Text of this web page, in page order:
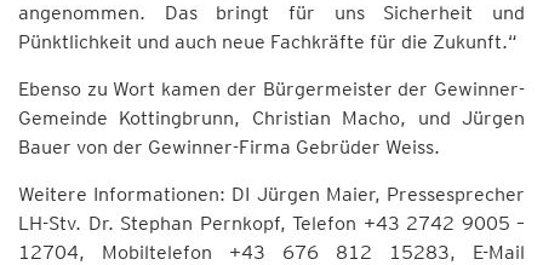
angenommen. Das bringt für uns Sicherheit und
Pünktlichkeit und auch neue Fachkräfte für die Zukunft.“
Ebenso zu Wort kamen der Bürgermeister der Gewinner-
Gemeinde Kottingbrunn, Christian Macho, und Jürgen
Bauer von der Gewinner-Firma Gebrüder Weiss.
Weitere Informationen: DI Jürgen Maier, Pressesprecher
LH-Stv. Dr. Stephan Pernkopf, Telefon +43 2742 9005 –
12704, Mobiltelefon +43 676 812 15283, E-Mail